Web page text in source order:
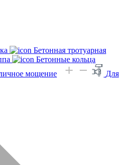
Бетонная тротуарная
Бетонные кольца
мощение
Для